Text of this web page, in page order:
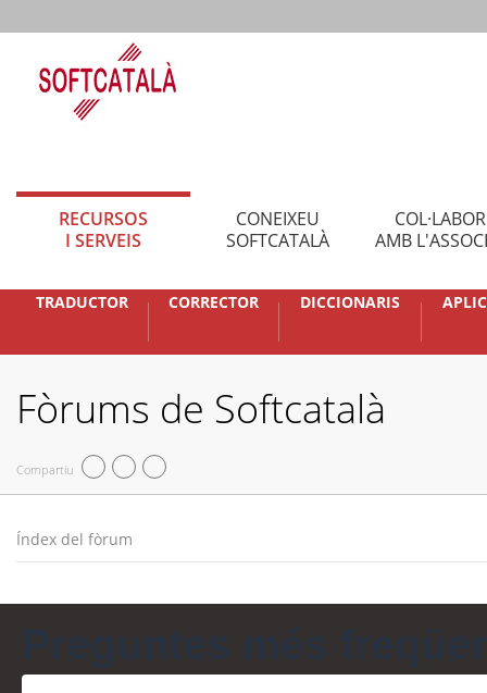
RECURSOS
I SERVEIS
CONEIXEU
SOFTCATALÀ
AMB
TRADUCTOR CORRECTOR DICCIONARIS
Fòrums de Softcatalà
Compartiu
Índex del fòrum